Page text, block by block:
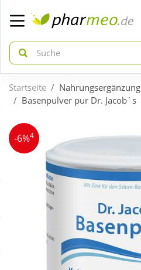
zurück
ÜBERSICHT AKTIONEN
Aktuelle Coupons
Gratis dazu
Neuheiten
zurück
ÜBERSICHT KATEGORIEN
Arzneimittel
Bio & Genuss
Diabetes
Startseite Nahrungsergänzung
Basenpulver pur Dr. Jacob`s
-6%4